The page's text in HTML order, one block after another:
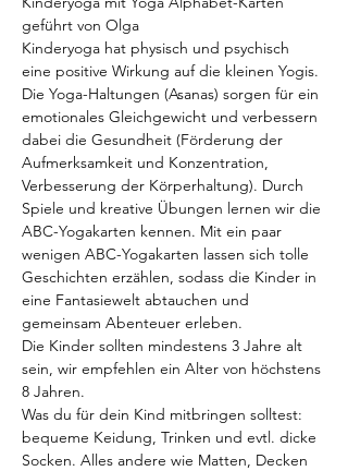
geführt von Olga
Kinderyoga hat physisch und psychisch
eine positive Wirkung auf die kleinen Yogis.
Die Yoga-Haltungen (Asanas) sorgen für ein
emotionales Gleichgewicht und verbessern
dabei die Gesundheit (Förderung der
Aufmerksamkeit und Konzentration,
Verbesserung der Körperhaltung). Durch
Spiele und kreative Übungen lernen wir die
ABC-Yogakarten kennen. Mit ein paar
wenigen ABC-Yogakarten lassen sich tolle
Geschichten erzählen, sodass die Kinder in
eine Fantasiewelt abtauchen und
gemeinsam Abenteuer erleben.
Die Kinder sollten mindestens 3 Jahre alt
sein, wir empfehlen ein Alter von höchstens
8 Jahren.
Was du für dein Kind mitbringen solltest:
bequeme Keidung, Trinken und evtl. dicke
Socken. Alles andere wie Matten, Decken